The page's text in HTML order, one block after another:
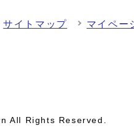
サイトマップ マイペー
All Rights Reserved.